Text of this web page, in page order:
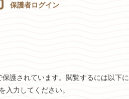
保護者ログイン
護されています。閲覧するには以下に
入力してください。